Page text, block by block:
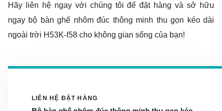
Hãy liên hệ ngay với chúng tôi để đặt hàng và sở hữu
ngay bộ bàn ghế nhôm đúc thông minh thu gọn kéo dài
ngoài trời H53K-I58 cho không gian sống của bạn!
LIÊN HỆ ĐẶT HÀNG